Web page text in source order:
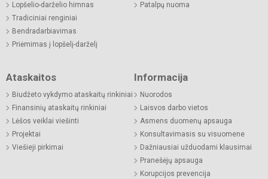
Lopšelio-darželio himnas
Tradiciniai renginiai
Bendradarbiavimas
Priėmimas į lopšelį-darželį
Patalpų nuoma
Ataskaitos
Biudžeto vykdymo ataskaitų rinkiniai
Finansinių ataskaitų rinkiniai
Lėšos veiklai viešinti
Projektai
Viešieji pirkimai
Informacija
Nuorodos
Laisvos darbo vietos
Asmens duomenų apsauga
Konsultavimasis su visuomene
Dažniausiai užduodami klausimai
Pranešėjų apsauga
Korupcijos prevencija